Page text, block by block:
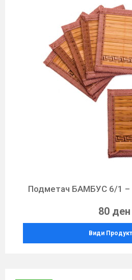
Подметач БАМБУС 6/1
80 ден
Види Продукт